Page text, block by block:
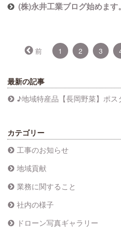
(株)永井工業ブログ始めます。
前 1 2 3
最新の記事
♪地域特産品【長岡野菜】ポ
カテゴリー
工事のお知らせ
地域貢献
業務に関すること
社内の様子
ドローン写真ギャラリー